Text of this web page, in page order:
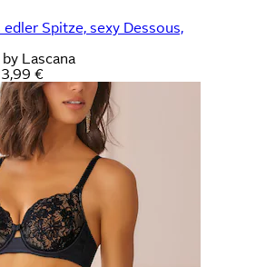
Spitze, sexy Dessous,
Lascana
€